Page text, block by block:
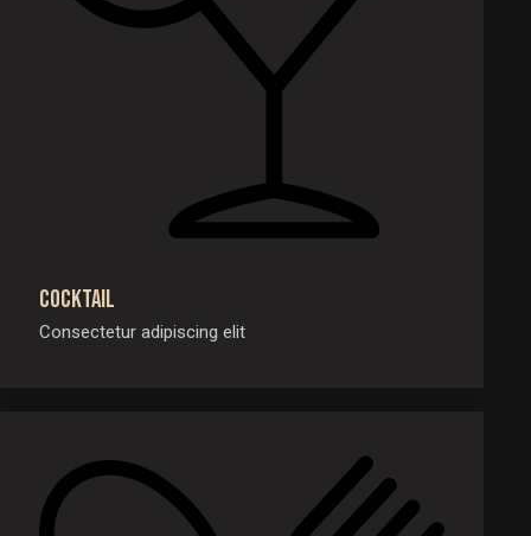
Cocktail
Consectetur adipiscing elit